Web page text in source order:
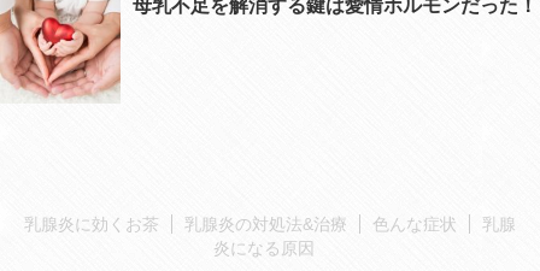
母乳不足を解消する鍵は愛情ホルモンだった！
乳腺炎に効くお茶 乳腺炎の対処法&治療 色んな症状
乳腺
炎になる原因